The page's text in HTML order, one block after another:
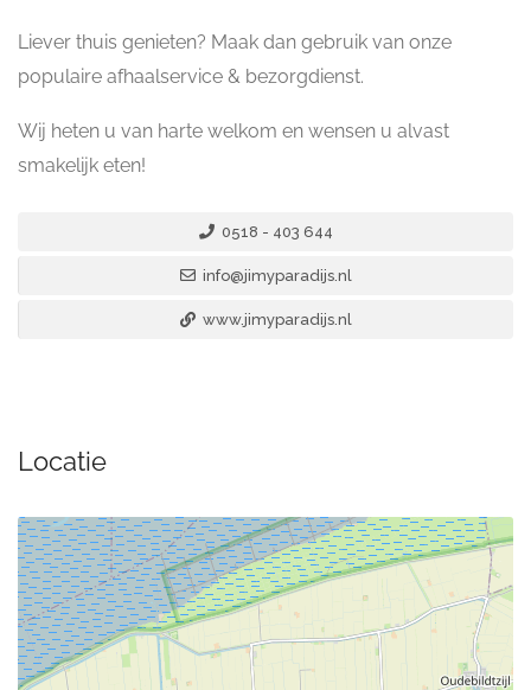
Liever thuis genieten? Maak dan gebruik van onze
populaire afhaalservice & bezorgdienst.
Wij heten u van harte welkom en wensen u alvast
smakelijk eten!
0518 - 403 644
info@jimyparadijs.nl
www.jimyparadijs.nl
Locatie